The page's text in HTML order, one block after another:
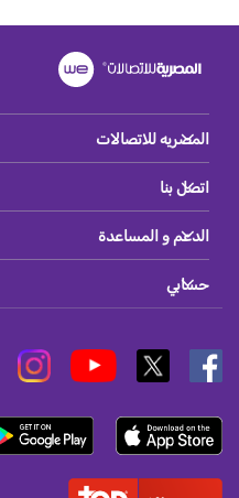
المصريه للاتصالات
اتصل بنا
الدعم و المساعدة
حسابي